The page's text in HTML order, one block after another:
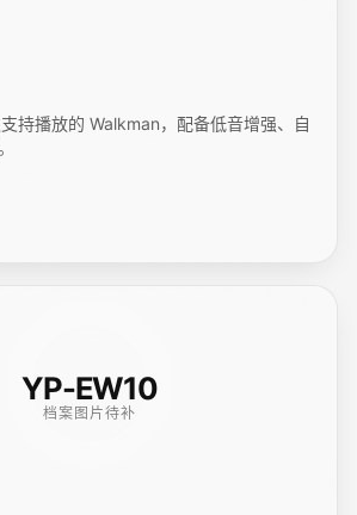
持播放的 Walkman，配备低音增强、自
YP-EW10
档案图片待补